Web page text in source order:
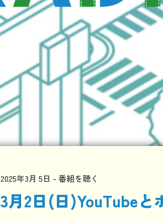
2025年3月 5日 番組を聴く
3月2日(日)YouTube